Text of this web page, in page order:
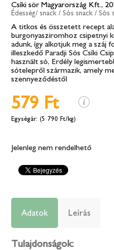
Csíki sör Magyarország Kft.,
Édesség/ snack / Sós snack / Sós
A titkos és összetett recept
burgonyasziromhoz csipetnyi
adunk, így alkotjuk meg a száj
illeszkedő Paradji Sós Csíki
használt só, Erdély
sótelepről származik, amely
szennyeződéstől
579 Ft
(5 790 Ft/kg)
Jelenleg nem rendelhető
Adatok Leírás
Tulajdonságok: